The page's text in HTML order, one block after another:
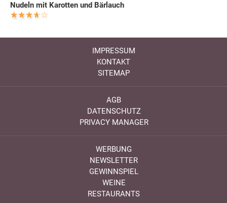
Nudeln mit Karotten und Bärlauch
IMPRESSUM
KONTAKT
SITEMAP
AGB
DATENSCHUTZ
PRIVACY MANAGER
WERBUNG
NEWSLETTER
GEWINNSPIEL
WEINE
RESTAURANTS